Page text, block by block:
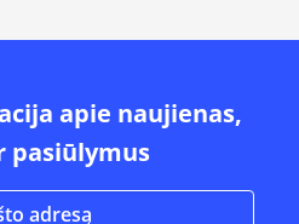
apie naujienas,
pasiūlymus